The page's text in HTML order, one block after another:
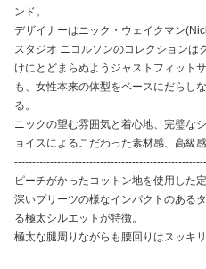
ンド。
デザイナーはニック・ウェイクマン
スタジオ ニコルソンのコレクションは
けにとどまらぬようジャストフィット
も、女性本来の体型をベースにだらし
る。
ニックの望む雰囲気と着心地、完璧な
ョイスによるこだわった素材感、高級
------------------------------------------------------
ピーチがかったコットン地を使用した
深いプリーツの様なインパクトのある
る極太シルエットが特徴。
極太な腿周りながらも腰回りはスッキ